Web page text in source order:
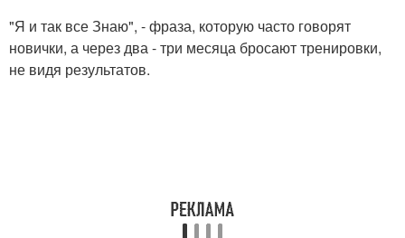
"Я и так все Знаю", - фраза, которую часто говорят
новички, а через два - три месяца бросают тренировки,
не видя результатов.